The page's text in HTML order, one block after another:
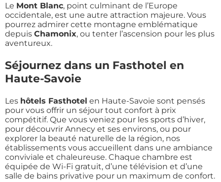
Le Mont Blanc, point culminant de l’Europe
occidentale, est une autre attraction majeure. Vous
pourrez admirer cette montagne emblématique
depuis Chamonix, ou tenter l’ascension pour les plus
aventureux.
Séjournez dans un Fasthotel en
Haute-Savoie
Les hôtels Fasthotel en Haute-Savoie sont pensés
pour vous offrir un séjour tout confort à prix
compétitif. Que vous veniez pour les sports d’hiver,
pour découvrir Annecy et ses environs, ou pour
explorer la beauté naturelle de la région, nos
établissements vous accueillent dans une ambiance
conviviale et chaleureuse. Chaque chambre est
équipée de Wi-Fi gratuit, d’une télévision et d’une
salle de bains privative pour un maximum de confort.